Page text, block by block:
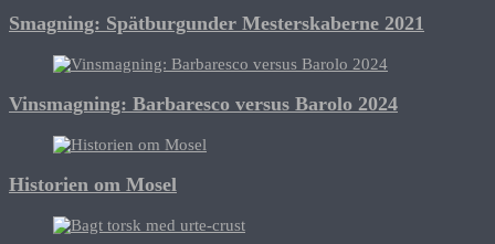
Smagning: Spätburgunder Mesterskaberne 2021
Vinsmagning: Barbaresco versus Barolo 2024
Historien om Mosel